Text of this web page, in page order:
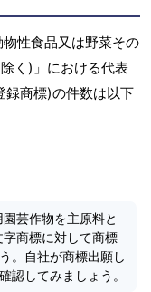
性食品又は野菜その
く)」における代表
録商標)の件数は以下
芸作物を主原料と
商標に対して商標
。自社が商標出願し
認してみましょう。